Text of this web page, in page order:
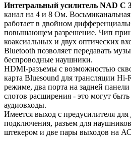
Интегральный усилитель NAD C
канал на 4 и 8 Ом.
работает в двойном
повышающем разрешение. Чип
коаксиальных и двух оптических
Bluetooth позволяет передавать
беспроводные наушники.
HDMI-разъемы с возможностью
карта Bluesound для трансляции
режиме, два порта на задней
слотов расширения - это могут
аудиовходы.
Имеется выход с предусилителя для
подключения, разъем для
штекером и две пары выходов на